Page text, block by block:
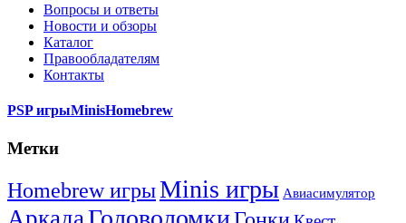
Вопросы и ответы
Новости и обзоры
Каталог
Правообладателям
Контакты
PSP игрыMinisHomebrew
Метки
Homebrew игрыMinis игры Авиасимулятор